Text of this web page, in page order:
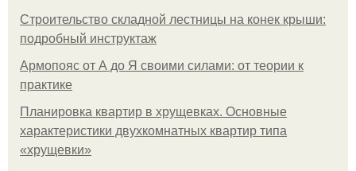
Строительство складной лестницы на конек крыши:
подробный инструктаж
Армопояс от А до Я своими силами: от теории к
практике
Планировка квартир в хрущевках. Основные
характеристики двухкомнатных квартир типа
«хрущевки»